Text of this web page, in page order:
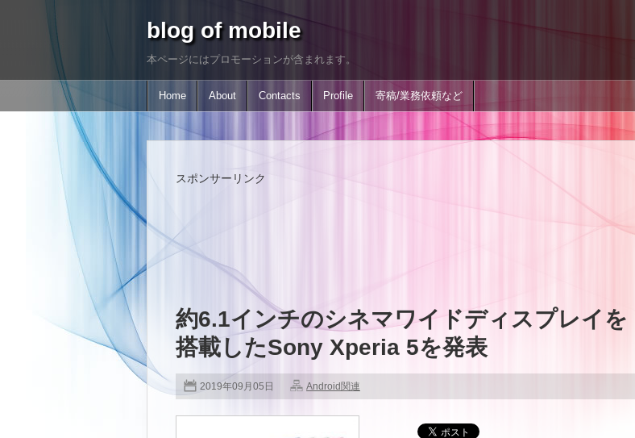
blog of mobile
本ページにはプロモーションが含まれます。
Home About Contacts Profile 寄稿/業務依頼など
スポンサーリンク
約6.1インチのシネマワイドディスプレイを
搭載したSony Xperia 5を発表
2019年09月05日 Android関連